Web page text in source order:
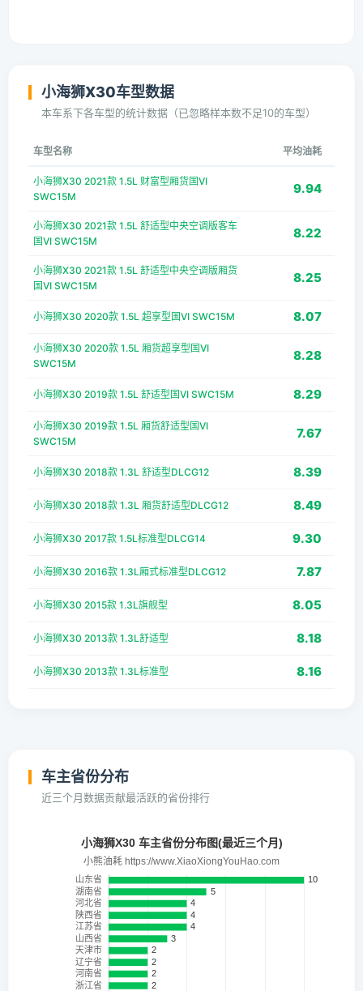
小海狮X30车型数据
本车系下各车型的统计数据（已忽略样本数不足10的车型）
车型名称 平均油耗
小海狮X30 2021款 1.5L 财富型厢货国VI
SWC15M
9.94
小海狮X30 2021款 1.5L 舒适型中央空调版客车
国VI SWC15M
8.22
小海狮X30 2021款 1.5L 舒适型中央空调版厢货
国VI SWC15M
8.25
小海狮X30 2020款 1.5L 超享型国VI SWC15M 8.07
小海狮X30 2020款 1.5L 厢货超享型国VI
SWC15M
8.28
小海狮X30 2019款 1.5L 舒适型国VI SWC15M 8.29
小海狮X30 2019款 1.5L 厢货舒适型国VI
SWC15M
7.67
小海狮X30 2018款 1.3L 舒适型DLCG12 8.39
小海狮X30 2018款 1.3L 厢货舒适型DLCG12 8.49
小海狮X30 2017款 1.5L标准型DLCG14 9.30
小海狮X30 2016款 1.3L厢式标准型DLCG12 7.87
小海狮X30 2015款 1.3L旗舰型 8.05
小海狮X30 2013款 1.3L舒适型 8.18
小海狮X30 2013款 1.3L标准型 8.16
车主省份分布
近三个月数据贡献最活跃的省份排行